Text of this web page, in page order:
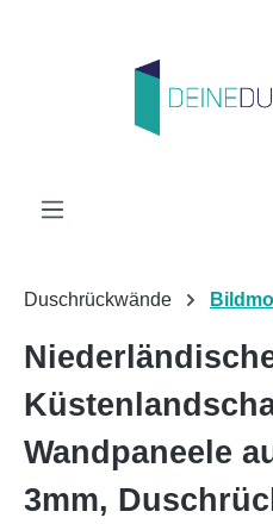
Duschrückwände
Wandpaneele
3mm,